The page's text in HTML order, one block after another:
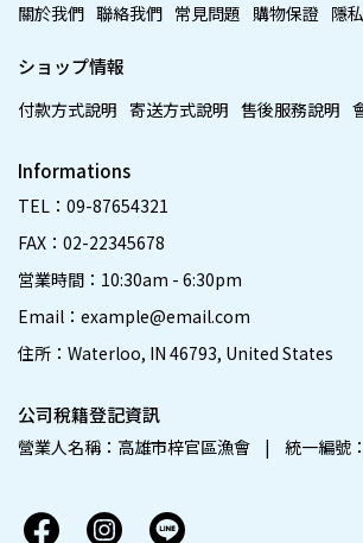
關於我們 聯絡我們 常見問題 購物保證 隱
ショップ情報
付款方式說明 寄送方式說明 售後服務說明
Informations
TEL：09-87654321
FAX：02-22345678
営業時間：10:30am - 6:30pm
Email：example@email.com
住所：Waterloo, IN 46793, United States
公司稅籍登記資訊
營業人名稱：高雄市梓官區漁會    |    統一編號